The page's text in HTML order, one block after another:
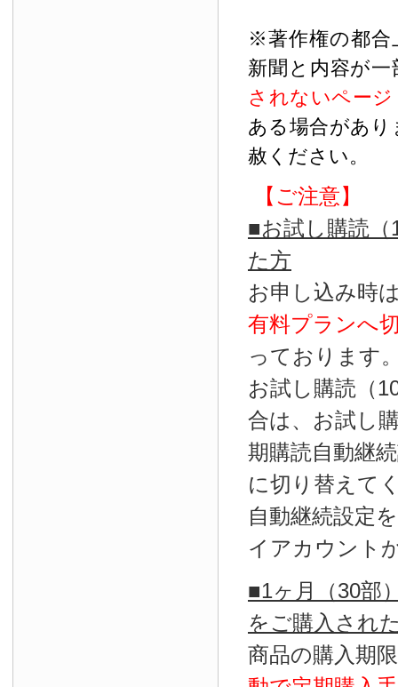
※著作権の都合
新聞と内容が
されないペー
ある場合があ
赦ください。
【ご注意】
■お試し購読
た方
お申し込み時
有料プランへ
っております
お試し購読（
合は、お試し
期購読自動継
に切り替えて
自動継続設定
イアカウント
■1ヶ月（30部
をご購入され
商品の購入期